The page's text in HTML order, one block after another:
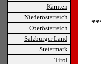
Kärnten
Niederösterreich
Oberösterreich
Salzburger Land
Steiermark
Tirol